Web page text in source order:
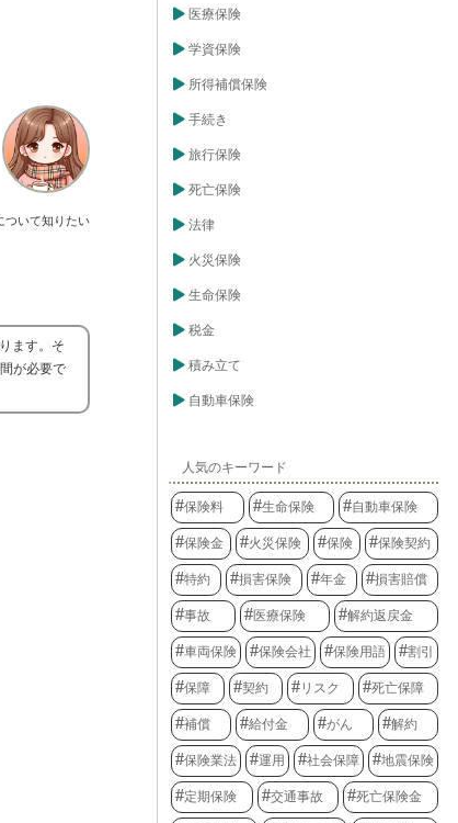
ついて知りたい
ます。そ
が必要で
医療保険
学資保険
所得補償保険
手続き
旅行保険
死亡保険
法律
火災保険
生命保険
税金
積み立て
自動車保険
人気のキーワード
保険料 生命保険 自動車保険
保険金 火災保険 保険 保険契約
特約 損害保険 年金 損害賠償
事故 医療保険 解約返戻金
車両保険 保険会社 保険用語 割引
保障 契約 リスク 死亡保障
補償 給付金 がん 解約
保険業法 運用 社会保障 地震保険
定期保険 交通事故 死亡保険金